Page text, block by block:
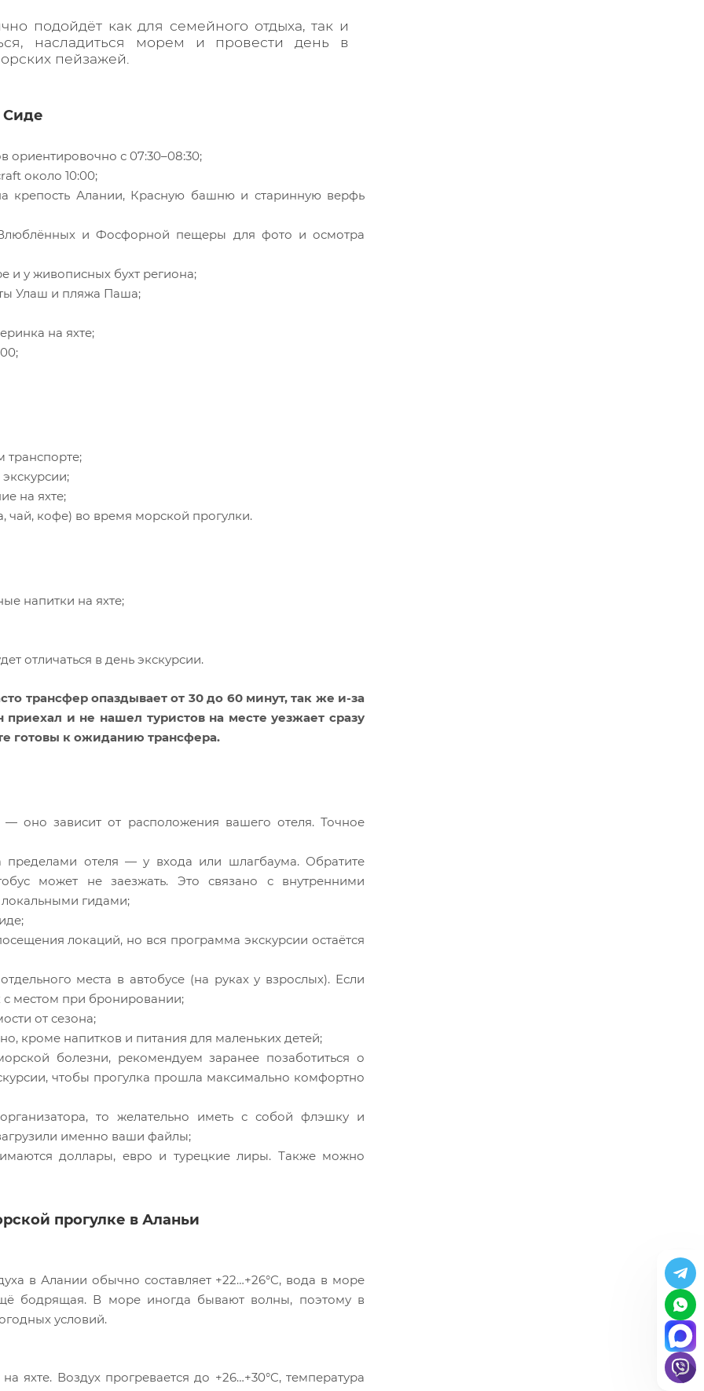
подойдёт как для семейного отдыха, так и
насладиться морем и провести день в
пейзажей.
Сиде
ориентировочно с 07:30–08:30;
около 10:00;
крепость Алании, Красную башню и старинную верфь
и Фосфорной пещеры для фото и осмотра
и у живописных бухт региона;
Улаш и пляжа Паша;
на яхте;
транспорте;
на яхте;
чай, кофе) во время морской прогулки.
напитки на яхте;
отличаться в день экскурсии.
трансфер опаздывает от 30 до 60 минут, так же и-за
и не нашел туристов на месте уезжает сразу
готовы к ожиданию трансфера.
оно зависит от расположения вашего отеля. Точное
отеля — у входа или шлагбаума. Обратите
может не заезжать. Это связано с внутренними
гидами;
локаций, но вся программа экскурсии остаётся
места в автобусе (на руках у взрослых). Если
местом при бронировании;
от сезона;
кроме напитков и питания для маленьких детей;
болезни, рекомендуем заранее позаботиться о
чтобы прогулка прошла максимально комфортно
то желательно иметь с собой флэшку и
именно ваши файлы;
доллары, евро и турецкие лиры. Также можно
прогулке в Аланьи
в Алании обычно составляет +22…+26°C, вода в море
бодрящая. В море иногда бывают волны, поэтому в
условий.
Воздух прогревается до +26…+30°C, температура